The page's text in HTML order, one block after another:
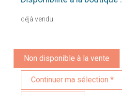
déjà vendu
Non disponible à la vente